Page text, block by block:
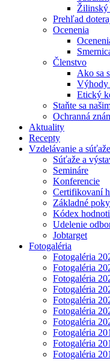
Prehľad
Ocenenia
Členstvo
Ako sa
Výhody
Etický
Staňte sa
Ochranná
Aktuality
Recepty
Vzdelávanie a súťaže
Súťaže a
Semináre
Konferencie
Certifikovaní
Základné
Kódex
Udelenie
Jobtarget
Fotogaléria
Fotogaléria
Fotogaléria
Fotogaléria
Fotogaléria
Fotogaléria
Fotogaléria
Fotogaléria
Fotogaléria
Fotogaléria
Fotogaléria